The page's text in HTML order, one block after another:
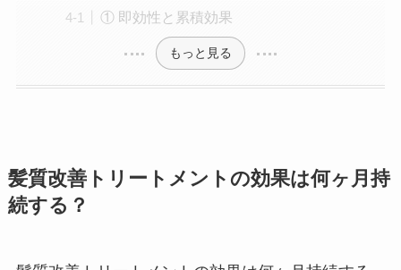
① 即効性と累積効果
もっと見る
髪質改善トリートメントの効果は何ヶ月持
続する？